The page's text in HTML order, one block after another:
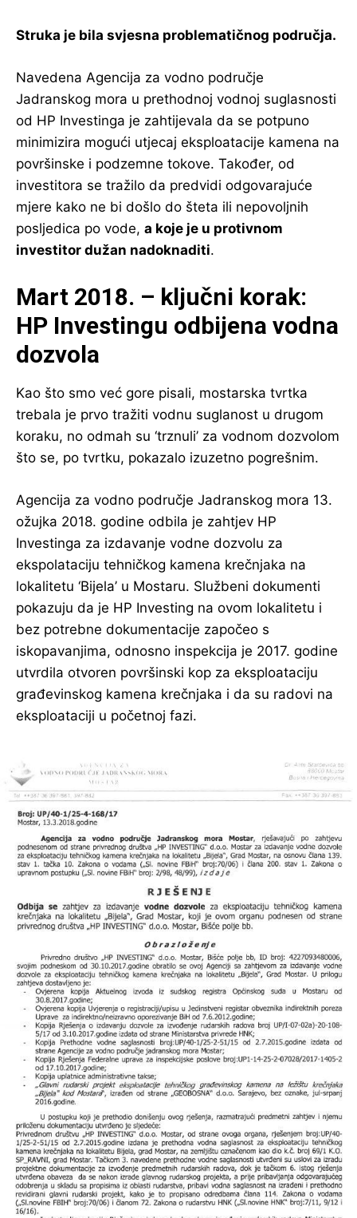
Struka je bila svjesna problematičnog područja.
Navedena Agencija za vodno područje
Jadranskog mora u prethodnoj vodnoj suglasnosti
od HP Investinga je zahtijevala da se potpuno
minimizira mogući utjecaj eksploatacije kamena na
površinske i podzemne tokove. Također, od
investitora se tražilo da predvidi odgovarajuće
mjere kako ne bi došlo do šteta ili nepovoljnih
posljedica po vode, a koje je u protivnom
investitor dužan nadoknaditi.
Mart 2018. – ključni korak:
HP Investingu odbijena vodna
dozvola
Kao što smo već gore pisali, mostarska tvrtka
trebala je prvo tražiti vodnu suglanost u drugom
koraku, no odmah su ‘trznuli’ za vodnom dozvolom
što se, po tvrtku, pokazalo izuzetno pogrešnim.
Agencija za vodno područje Jadranskog mora 13.
ožujka 2018. godine odbila je zahtjev HP
Investinga za izdavanje vodne dozvolu za
ekspolataciju tehničkog kamena krečnjaka na
lokalitetu ‘Bijela’ u Mostaru. Službeni dokumenti
pokazuju da je HP Investing na ovom lokalitetu i
bez potrebne dokumentacije započeo s
iskopavanjima, odnosno inspekcija je 2017. godine
utvrdila otvoren površinski kop za eksploataciju
građevinskog kamena krečnjaka i da su radovi na
eksploataciji u početnoj fazi.